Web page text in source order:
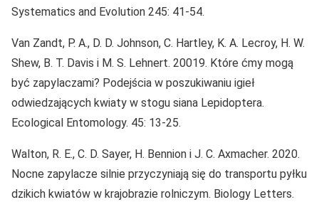
Systematics and Evolution 245: 41-54.
Van Zandt, P. A., D. D. Johnson, C. Hartley, K. A. Lecroy, H. W.
Shew, B. T. Davis i M. S. Lehnert. 20019. Które ćmy mogą
być zapylaczami? Podejścia w poszukiwaniu igieł
odwiedzających kwiaty w stogu siana Lepidoptera.
Ecological Entomology. 45: 13-25.
Walton, R. E., C. D. Sayer, H. Bennion i J. C. Axmacher. 2020.
Nocne zapylacze silnie przyczyniają się do transportu pyłku
dzikich kwiatów w krajobrazie rolniczym. Biology Letters.